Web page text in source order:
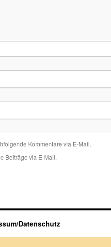
Kommentare via E-Mail.
Beiträge via E-Mail.
Datenschutz